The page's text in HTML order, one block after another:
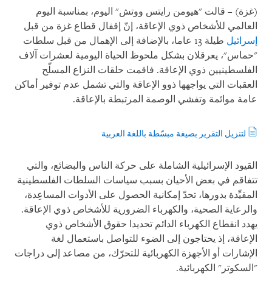
(غزة) – قالت "هيومن رايتس ووتش" اليوم، بمناسبة اليوم
العالمي للأشخاص ذوي الإعاقة، إنّ إقفال قطاع غزة من قبل
إسرائيل
طيلة 13 عاما، بالإضافة إلى الإهمال من قبل سلطات
"حماس"، يعرقلان بشكل ملحوظ الحياة اليومية لعشرات آلاف
الفلسطينيين ذوي الإعاقة. فاقمت حلقات النزاع المسلّح
العقبات التي يواجهها ذوو الإعاقة والتي تشمل عدم توفير أماكن
عامة موائمة وتفشي الوصمة المرتبطة بالإعاقة.
لتنزيل التقرير بصيغة مبسّطة باللغة العربية
القيود الإسرائيلية الشاملة على حركة الناس والبضائع، والتي
تتفاقم في بعض الأحيان بسبب سياسات السلطات الفلسطينية
المقيِّدة بدورها، تحدّ إمكانية الحصول على الأدوات المساعِدة،
والرعاية الصحية، والكهرباء الضرورية للأشخاص ذوي الإعاقة.
يهدد انقطاع الكهرباء الدائم تحديدا حقوق الأشخاص ذوي
الإعاقة، إذ يحتاجون إلى الضوء للتواصل باستعمال لغة
الإشارات أو الأجهزة الكهربائية للتحرّك، من مصاعد إلى دراجات
"السكوتر" الكهربائية.